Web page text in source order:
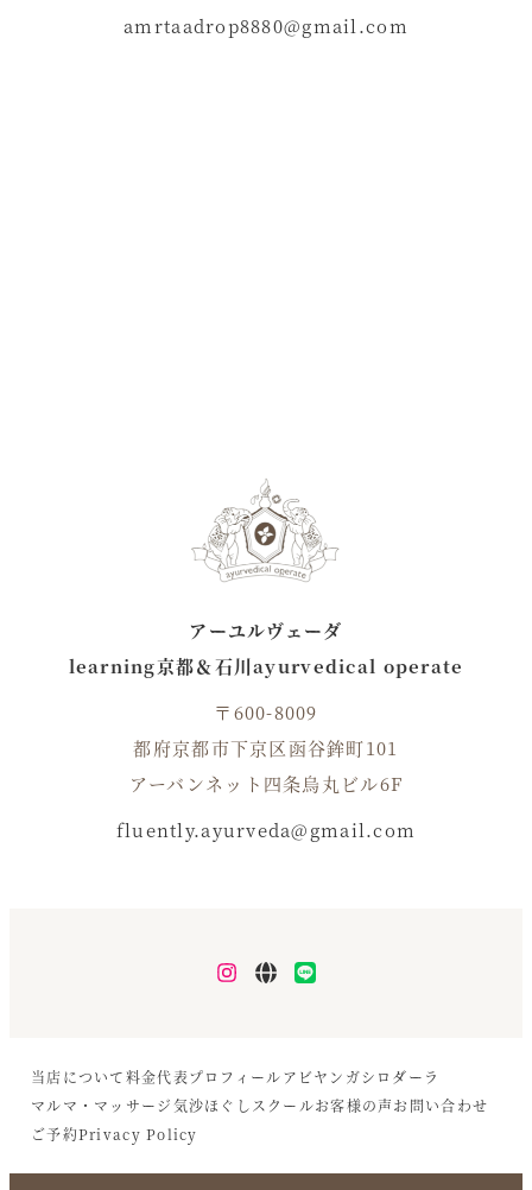
amrtaadrop8880@gmail.com
アーユルヴェーダ
learning京都＆石川ayurvedical operate
〒600-8009
都府京都市下京区函谷鉾町101
アーバンネット四条烏丸ビル6F
fluently.ayurveda@gmail.com
Instagram
BlogLINE
当店について料金代表プロフィールアビヤンガシロダーラ
マルマ・マッサージ気沙ほぐし スクールお客様の声お問い合わせ
ご予約Privacy Policy